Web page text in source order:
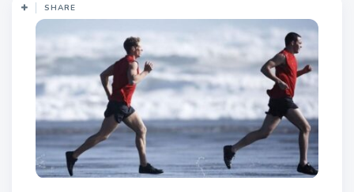
SHARE